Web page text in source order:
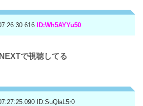
ID:Wh5AYYu50
で視聴してる
ID:SuQlaL5r0